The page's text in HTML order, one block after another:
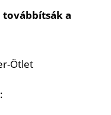
továbbítsák a